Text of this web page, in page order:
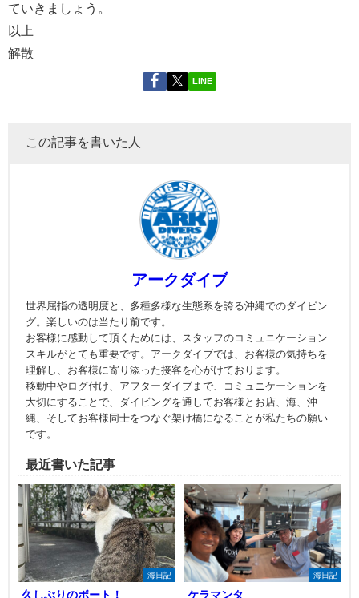
ていきましょう。
以上
解散
LINE
この記事を書いた人
アークダイブ
世界屈指の透明度と、多種多様な生態系を誇る沖縄でのダイビン
グ。楽しいのは当たり前です。
お客様に感動して頂くためには、スタッフのコミュニケーション
スキルがとても重要です。アークダイブでは、お客様の気持ちを
理解し、お客様に寄り添った接客を心がけております。
移動中やログ付け、アフターダイブまで、コミュニケーションを
大切にすることで、ダイビングを通してお客様とお店、海、沖
縄、そしてお客様同士をつなぐ架け橋になることが私たちの願い
です。
最近書いた記事
海日記
久しぶりのボート！
海日記
ケラマンタ